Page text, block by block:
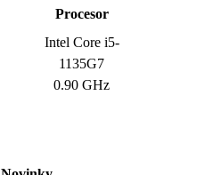
Procesor
Intel Core i5-
1135G7
0.90 GHz